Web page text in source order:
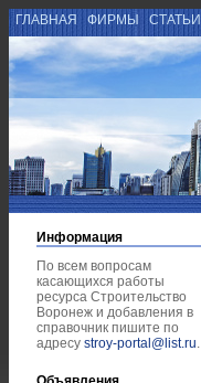
ГЛАВНАЯ ФИРМЫ СТАТЬИ
Информация
По всем вопросам
касающихся работы
ресурса Строительство
Воронеж и добавления в
справочник пишите по
адресу stroy-portal@list.ru.